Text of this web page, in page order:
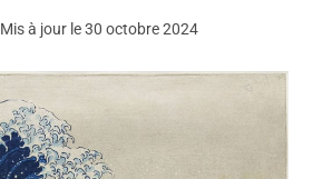
Mis à jour le 30 octobre 2024